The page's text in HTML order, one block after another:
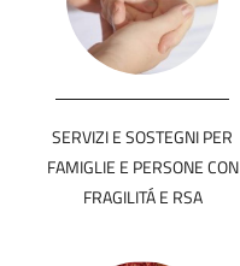
SERVIZI E SOSTEGNI PER
FAMIGLIE E PERSONE CON
FRAGILITÁ E RSA